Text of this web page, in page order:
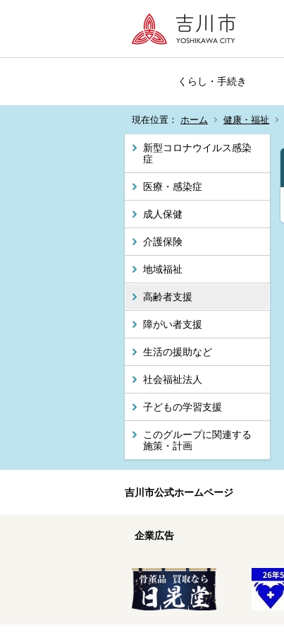
くらし・手続き
現在位置： ホーム 健康・福祉
新型コロナウイルス感染
症
医療・感染症
成人保健
介護保険
地域福祉
高齢者支援
障がい者支援
生活の援助など
社会福祉法人
子どもの学習支援
このグループに関連する
施策・計画
吉川市公式ホームページ
企業広告